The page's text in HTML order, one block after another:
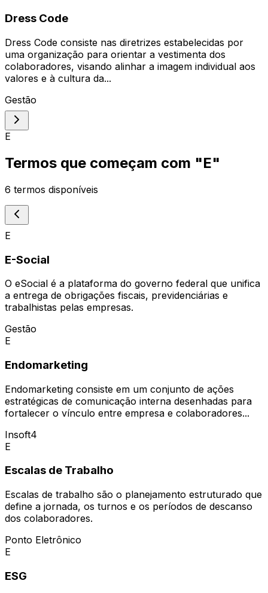
Dress Code
Dress Code consiste nas diretrizes estabelecidas por
uma organização para orientar a vestimenta dos
colaboradores, visando alinhar a imagem individual aos
valores e à cultura da...
Gestão
E
Termos que começam com "E"
6 termos disponíveis
E
E-Social
O eSocial é a plataforma do governo federal que unifica
a entrega de obrigações fiscais, previdenciárias e
trabalhistas pelas empresas.
Gestão
E
Endomarketing
Endomarketing consiste em um conjunto de ações
estratégicas de comunicação interna desenhadas para
fortalecer o vínculo entre empresa e colaboradores...
Insoft4
E
Escalas de Trabalho
Escalas de trabalho são o planejamento estruturado que
define a jornada, os turnos e os períodos de descanso
dos colaboradores.
Ponto Eletrônico
E
ESG